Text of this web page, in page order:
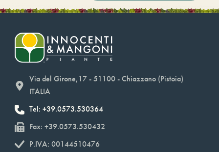
Via del Girone,17 - 51100 - Chiazzano (Pistoia)
ITALIA
Tel: +39.0573.530364
Fax: +39.0573.530432
P.IVA: 00144510476